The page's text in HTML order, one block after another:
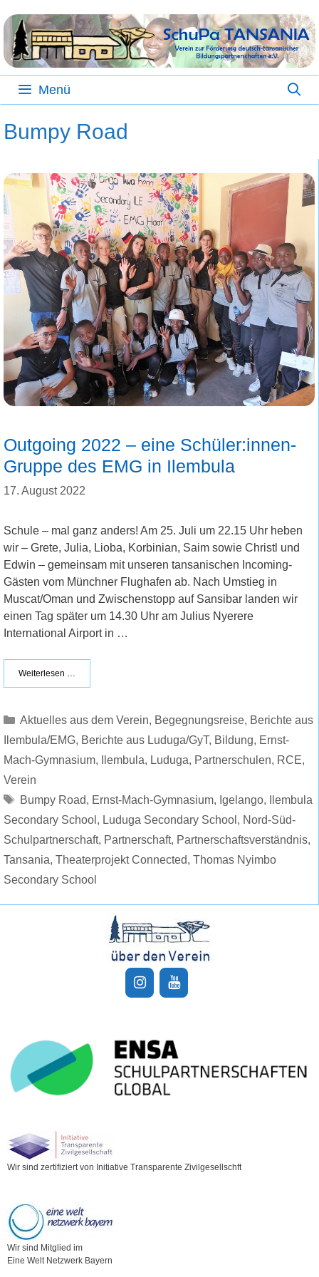
Inhalt
springen
Menü
Bumpy Road
Outgoing 2022 – eine Schüler:innen-
Gruppe des EMG in Ilembula
17. August 2022
Schule – mal ganz anders! Am 25. Juli um 22.15 Uhr heben
wir – Grete, Julia, Lioba, Korbinian, Saim sowie Christl und
Edwin – gemeinsam mit unseren tansanischen Incoming-
Gästen vom Münchner Flughafen ab. Nach Umstieg in
Muscat/Oman und Zwischenstopp auf Sansibar landen wir
einen Tag später um 14.30 Uhr am Julius Nyerere
International Airport in …
Weiterlesen …
Kategorien
Aktuelles aus dem Verein, Begegnungsreise, Berichte aus
Ilembula/EMG, Berichte aus Luduga/GyT, Bildung, Ernst-
Mach-Gymnasium, Ilembula, Luduga, Partnerschulen, RCE,
Verein
Schlagwörter
Bumpy Road, Ernst-Mach-Gymnasium, Igelango,
Ilembula
Secondary School , Luduga Secondary School , Nord-Süd-
Schulpartnerschaft, Partnerschaft, Partnerschaftsverständnis,
Tansania, Theaterprojekt Connected, Thomas Nyimbo
Secondary School
Wir sind zertifiziert von Initiative Transparente Zivilgesellschft
Wir sind Mitglied im
Eine Welt Netzwerk Bayern